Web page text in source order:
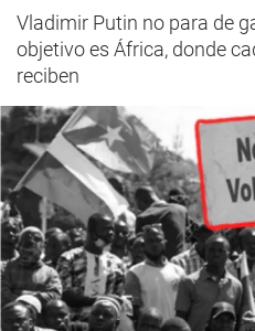
Vladimir Putin no para de
objetivo es África, donde
reciben